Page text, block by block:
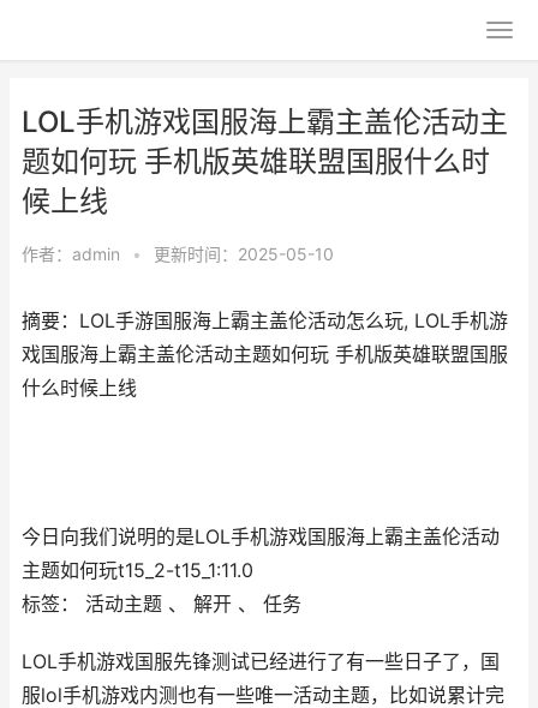
LOL手机游戏国服海上霸主盖伦活动主
题如何玩 手机版英雄联盟国服什么时
候上线
作者： admin • 更新时间：2025-05-10
摘要：LOL手游国服海上霸主盖伦活动怎么玩, LOL手机游
戏国服海上霸主盖伦活动主题如何玩 手机版英雄联盟国服
什么时候上线
今日向我们说明的是LOL手机游戏国服海上霸主盖伦活动
主题如何玩t15_2-t15_1:11.0
标签： 活动主题 、 解开 、 任务
LOL手机游戏国服先锋测试已经进行了有一些日子了，国
服lol手机游戏内测也有一些唯一活动主题，比如说累计完